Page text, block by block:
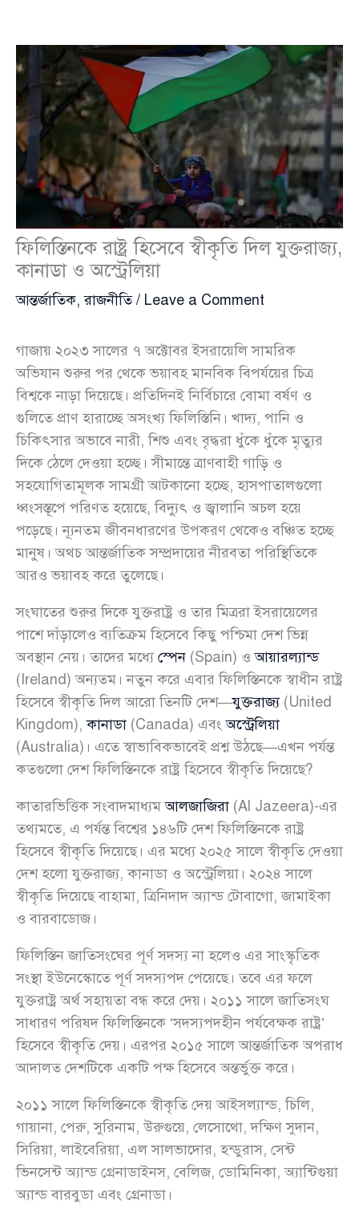
ফিলিস্তিনকে রাষ্ট্র হিসেবে স্বীকৃতি দিল যুক্তরাজ্য,
কানাডা ও অস্ট্রেলিয়া
আন্তর্জাতিক,রাজনীতি/ Leave a Comment
গাজায় ২০২৩ সালের ৭ অক্টোবর ইসরায়েলি সামরিক
অভিযান শুরুর পর থেকে ভয়াবহ মানবিক বিপর্যয়ের চিত্র
বিশ্বকে নাড়া দিয়েছে। প্রতিদিনই নির্বিচারে বোমা বর্ষণ ও
গুলিতে প্রাণ হারাচ্ছে অসংখ্য ফিলিস্তিনি। খাদ্য, পানি ও
চিকিৎসার অভাবে নারী, শিশু এবং বৃদ্ধরা ধুঁকে ধুঁকে মৃত্যুর
দিকে ঠেলে দেওয়া হচ্ছে। সীমান্তে ত্রাণবাহী গাড়ি ও
সহযোগিতামূলক সামগ্রী আটকানো হচ্ছে, হাসপাতালগুলো
ধ্বংসস্তূপে পরিণত হয়েছে, বিদ্যুৎ ও জ্বালানি অচল হয়ে
পড়েছে। ন্যূনতম জীবনধারণের উপকরণ থেকেও বঞ্চিত হচ্ছে
মানুষ। অথচ আন্তর্জাতিক সম্প্রদায়ের নীরবতা পরিস্থিতিকে
আরও ভয়াবহ করে তুলেছে।
সংঘাতের শুরুর দিকে যুক্তরাষ্ট্র ও তার মিত্ররা ইসরায়েলের
পাশে দাঁড়ালেও ব্যতিক্রম হিসেবে কিছু পশ্চিমা দেশ ভিন্ন
অবস্থান নেয়। তাদের মধ্যেস্পেন (Spain) ওআয়ারল্যান্ড
(Ireland) অন্যতম। নতুন করে এবার ফিলিস্তিনকে স্বাধীন রাষ্ট্র
হিসেবে স্বীকৃতি দিল আরো তিনটি দেশ—যুক্তরাজ্য(United
Kingdom),কানাডা (Canada) এবংঅস্ট্রেলিয়া
(Australia)। এতে স্বাভাবিকভাবেই প্রশ্ন উঠছে—এখন পর্যন্ত
কতগুলো দেশ ফিলিস্তিনকে রাষ্ট্র হিসেবে স্বীকৃতি দিয়েছে?
কাতারভিত্তিক সংবাদমাধ্যমআলজাজিরা (Al Jazeera)-এর
তথ্যমতে, এ পর্যন্ত বিশ্বের ১৪৬টি দেশ ফিলিস্তিনকে রাষ্ট্র
হিসেবে স্বীকৃতি দিয়েছে। এর মধ্যে ২০২৫ সালে স্বীকৃতি দেওয়া
দেশ হলো যুক্তরাজ্য, কানাডা ও অস্ট্রেলিয়া। ২০২৪ সালে
স্বীকৃতি দিয়েছে বাহামা, ত্রিনিদাদ অ্যান্ড টোবাগো, জামাইকা
ও বারবাডোজ।
ফিলিস্তিন জাতিসংঘের পূর্ণ সদস্য না হলেও এর সাংস্কৃতিক
সংস্থা ইউনেস্কোতে পূর্ণ সদস্যপদ পেয়েছে। তবে এর ফলে
যুক্তরাষ্ট্র অর্থ সহায়তা বন্ধ করে দেয়। ২০১১ সালে জাতিসংঘ
সাধারণ পরিষদ ফিলিস্তিনকে ‘সদস্যপদহীন পর্যবেক্ষক রাষ্ট্র’
হিসেবে স্বীকৃতি দেয়। এরপর ২০১৫ সালে আন্তর্জাতিক অপরাধ
আদালত দেশটিকে একটি পক্ষ হিসেবে অন্তর্ভুক্ত করে।
২০১১ সালে ফিলিস্তিনকে স্বীকৃতি দেয় আইসল্যান্ড, চিলি,
গায়ানা, পেরু, সুরিনাম, উরুগুয়ে, লেসোথো, দক্ষিণ সুদান,
সিরিয়া, লাইবেরিয়া, এল সালভাদোর, হন্ডুরাস, সেন্ট
ভিনসেন্ট অ্যান্ড গ্রেনাডাইনস, বেলিজ, ডোমিনিকা, অ্যান্টিগুয়া
অ্যান্ড বারবুডা এবং গ্রেনাডা।